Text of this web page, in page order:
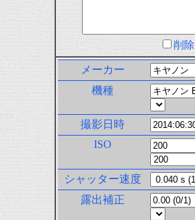
削
メーカー
機種
撮影日時
ISO
シャッター速度
露出補正